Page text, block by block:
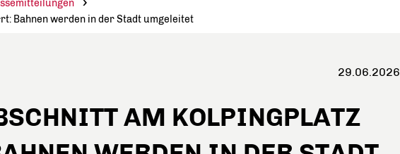
Bahnen werden in der Stadt umgeleitet
29.06.2026
AM KOLPINGPLATZ